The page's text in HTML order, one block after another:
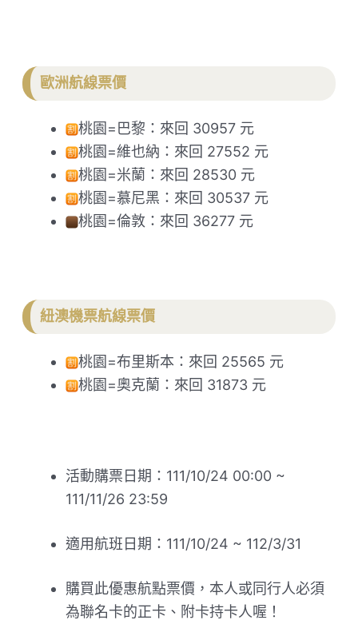
歐洲航線票價
桃園=巴黎：來回 30957 元
桃園=維也納：來回 27552 元
桃園=米蘭：來回 28530 元
桃園=慕尼黑：來回 30537 元
桃園=倫敦：來回 36277 元
紐澳機票航線票價
桃園=布里斯本：來回 25565 元
桃園=奧克蘭：來回 31873 元
活動購票日期：111/10/24 00:00 ~
111/11/26 23:59
適用航班日期：111/10/24 ~ 112/3/31
購買此優惠航點票價，本人或同行人必須
為聯名卡的正卡、附卡持卡人喔！